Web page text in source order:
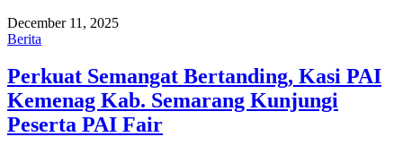
December 11, 2025
Berita
Perkuat Semangat Bertanding, Kasi PAI
Kemenag Kab. Semarang Kunjungi
Peserta PAI Fair